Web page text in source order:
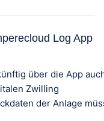
Log App
über die App
Zwilling